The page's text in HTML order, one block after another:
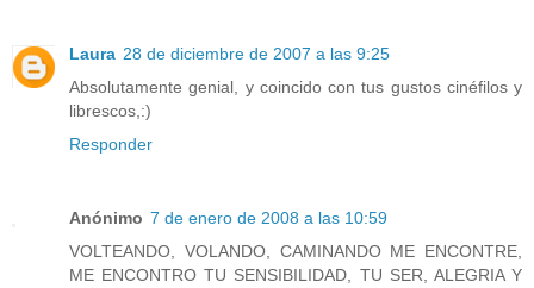
Laura 28 de diciembre de 2007 a las 9:25
Absolutamente genial, y coincido con tus gustos cinéfilos y
librescos,:)
Responder
Anónimo 7 de enero de 2008 a las 10:59
VOLTEANDO, VOLANDO, CAMINANDO ME ENCONTRE,
ME ENCONTRO TU SENSIBILIDAD, TU SER, ALEGRIA Y